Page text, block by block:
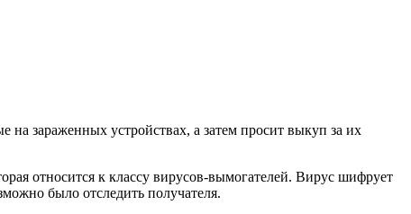
на зараженных устройствах, а затем просит выкуп за их
относится к классу вирусов-вымогателей. Вирус шифрует
было отследить получателя.